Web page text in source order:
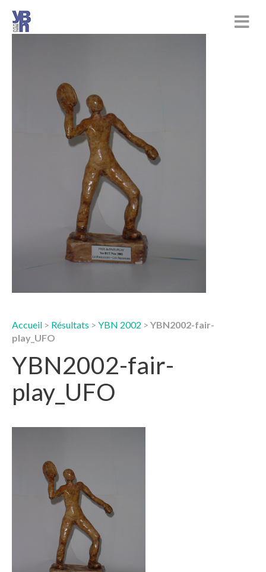
Accueil > Résultats > YBN 2002 > YBN2002-fair-
play_UFO
YBN2002-fair-
play_UFO